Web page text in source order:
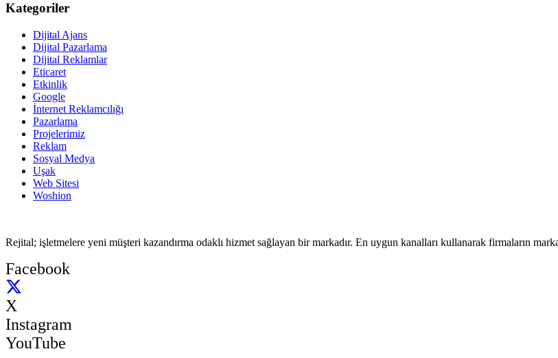
Kategoriler
Dijital Ajans
Dijital Pazarlama
Dijital Reklamlar
Eticaret
Etkinlik
Google
İnternet Reklamcılığı
Pazarlama
Projelerimiz
Reklam
Sosyal Medya
Uşak
Web Sitesi
Woshion
Rejital; işletmelere yeni müşteri kazandırma odaklı hizmet sağlayan bir markadır. En uygun kanalları kullanarak firmaların
Facebook
X
Instagram
YouTube